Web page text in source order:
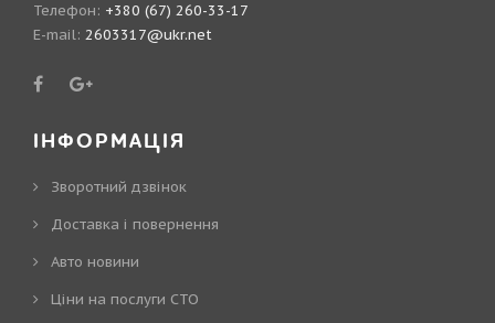
Телефон: +380 (67) 260-33-17
E-mail: 2603317@ukr.net
ІНФОРМАЦІЯ
Зворотний дзвінок
Доставка і повернення
Авто новини
Ціни на послуги СТО